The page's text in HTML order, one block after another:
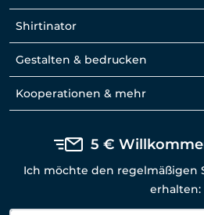
Shirtinator
Gestalten & bedrucken
Kooperationen & mehr
5 €
Ich möchte den regelmäßigen
erhalten: